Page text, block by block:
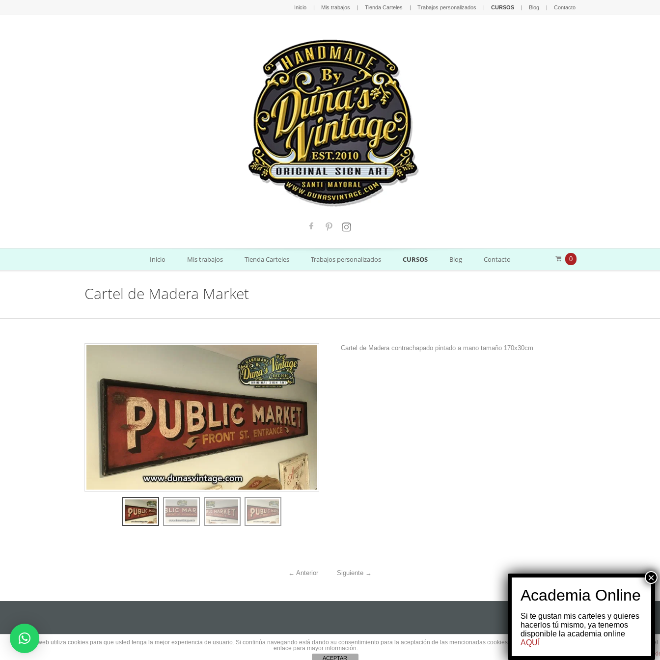
Inicio Mis trabajos Tienda Carteles Trabajos personalizados CURSOS Blog Contacto
0
Inicio Mis trabajos Tienda Carteles Trabajos personalizados CURSOS Blog Contacto
Cartel de Madera Market
Cartel de Madera contrachapado pintado a mano tamaño 170x30cm
← Anterior Siguiente →
Este sitio web utiliza cookies para que usted tenga la mejor experiencia de usuario. Si continúa navegando está dando su consentimiento para la aceptación de las mencionadas cookies y la aceptación de nuestra
, pinche el
enlace para mayor información.
plugin
ACEPTAR
Si te gustan mis carteles y quieres
hacerlos tú mismo, ya tenemos
disponible la academia online
AQUÍ